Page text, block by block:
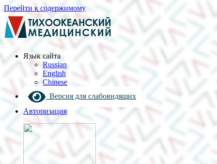
Перейти к содержимому
Язык cайта
Russian
English
Chinese
Версия для слабовидящих
Авторизация